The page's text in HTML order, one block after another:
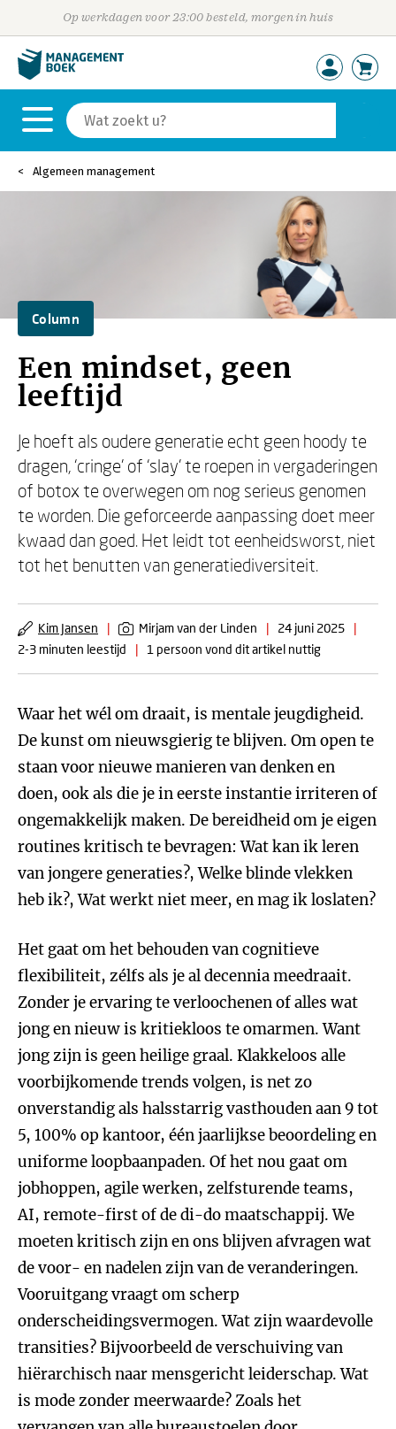
Op werkdagen voor 23:00 besteld, morgen in huis
Algemeen management
Column
Een mindset, geen
leeftijd
Je hoeft als oudere generatie echt geen hoody te
dragen, ‘cringe’ of ‘slay’ te roepen in vergaderingen
of botox te overwegen om nog serieus genomen
te worden. Die geforceerde aanpassing doet meer
kwaad dan goed. Het leidt tot eenheidsworst, niet
tot het benutten van generatiediversiteit.
Kim Jansen | Mirjam van der Linden | 24 juni 2025
|
2-3 minuten leestijd
| 1 persoon vond dit artikel nuttig
Waar het wél om draait, is mentale jeugdigheid.
De kunst om nieuwsgierig te blijven. Om open te
staan voor nieuwe manieren van denken en
doen, ook als die je in eerste instantie irriteren of
ongemakkelijk maken. De bereidheid om je eigen
routines kritisch te bevragen: Wat kan ik leren
van jongere generaties?, Welke blinde vlekken
heb ik?, Wat werkt niet meer, en mag ik loslaten?
Het gaat om het behouden van cognitieve
flexibiliteit, zélfs als je al decennia meedraait.
Zonder je ervaring te verloochenen of alles wat
jong en nieuw is kritiekloos te omarmen. Want
jong zijn is geen heilige graal. Klakkeloos alle
voorbijkomende trends volgen, is net zo
onverstandig als halsstarrig vasthouden aan 9 tot
5, 100% op kantoor, één jaarlijkse beoordeling en
uniforme loopbaanpaden. Of het nou gaat om
jobhoppen, agile werken, zelfsturende teams,
AI, remote-first of de di-do maatschappij. We
moeten kritisch zijn en ons blijven afvragen wat
de voor- en nadelen zijn van de veranderingen.
Vooruitgang vraagt om scherp
onderscheidingsvermogen. Wat zijn waardevolle
transities? Bijvoorbeeld de verschuiving van
hiërarchisch naar mensgericht leiderschap. Wat
is mode zonder meerwaarde? Zoals het